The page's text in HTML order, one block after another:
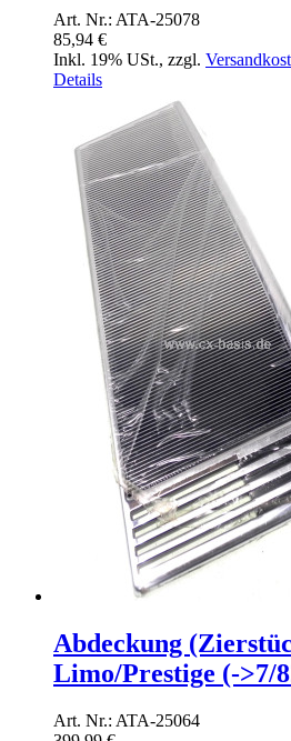
Art. Nr.: ATA-25078
85,94 €
Inkl. 19% USt., zzgl.
Details
Abdeckung
Limo/Prestige (->7/
Art. Nr.: ATA-25064